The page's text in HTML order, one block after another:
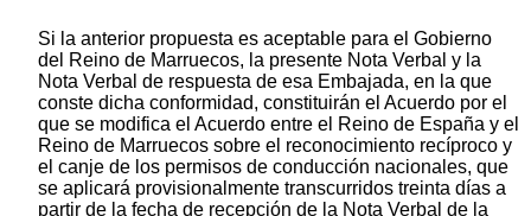
Si la anterior propuesta es aceptable para el Gobierno
del Reino de Marruecos, la presente Nota Verbal y la
Nota Verbal de respuesta de esa Embajada, en la que
conste dicha conformidad, constituirán el Acuerdo por el
que se modifica el Acuerdo entre el Reino de España y el
Reino de Marruecos sobre el reconocimiento recíproco y
el canje de los permisos de conducción nacionales, que
se aplicará provisionalmente transcurridos treinta días a
partir de la fecha de recepción de la Nota Verbal de la